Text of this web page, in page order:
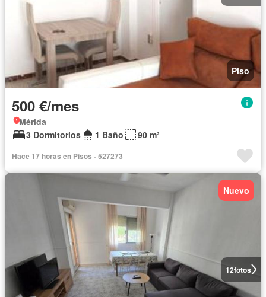
Piso
500 €/mes
Mérida
3 Dormitorios
1 Baño 90 m²
Hace 17 horas en Pisos - 527273
12fotos
Nuevo